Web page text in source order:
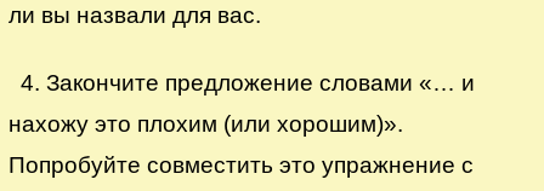
ли вы назвали для вас.
4. Закончите предложение словами «… и
нахожу это плохим (или хорошим)».
Попробуйте совместить это упражнение с